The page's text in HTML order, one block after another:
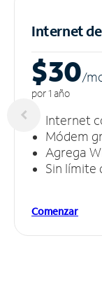
Internet
$30/m
por 1 año
Internet
Módem
Agrega
Sin límite
Comenzar